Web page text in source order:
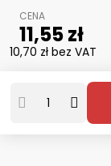
11,55 zł
10,70 zł bez VAT